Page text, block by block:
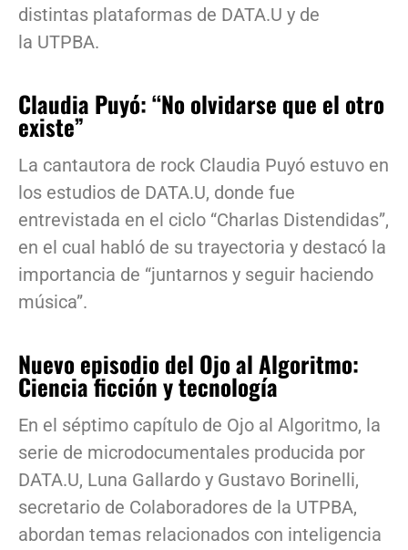
distintas plataformas de DATA.U y de
la UTPBA.
Claudia Puyó: “No olvidarse que el otro
existe”
La cantautora de rock Claudia Puyó estuvo en
los estudios de DATA.U, donde fue
entrevistada en el ciclo “Charlas Distendidas”,
en el cual habló de su trayectoria y destacó la
importancia de “juntarnos y seguir haciendo
música”.
Nuevo episodio del Ojo al Algoritmo:
Ciencia ficción y tecnología
En el séptimo capítulo de Ojo al Algoritmo, la
serie de microdocumentales producida por
DATA.U, Luna Gallardo y Gustavo Borinelli,
secretario de Colaboradores de la UTPBA,
abordan temas relacionados con inteligencia